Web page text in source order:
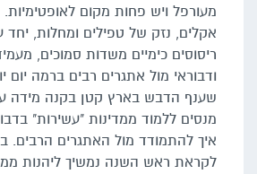
מעורפל ויש פחות מקום לאופטימיות.
אקלים, נזק של טפילים ומחלות,
ריסוסים כימיים משדות סמוכים,
ודבוראי מול אתגרים רבים ברמה יום
שענף הדבש בארץ קטן בקנה מידה
מנסים ללמוד ממדינות "עשירות"
איך להתמודד מול האתגרים הרבים.
לקראת ראש השנה נמשיך ליהנות